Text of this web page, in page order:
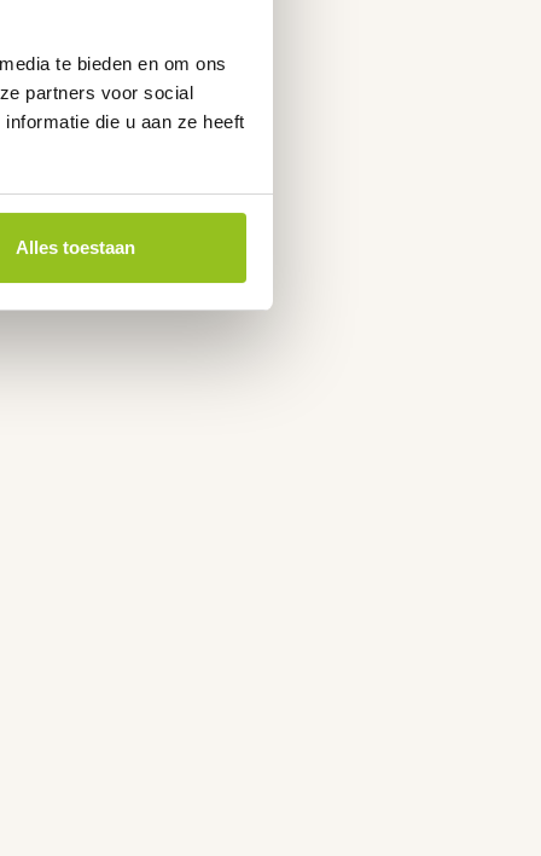
te bieden en om ons
partners voor social
die u aan ze heeft
Alles toestaan